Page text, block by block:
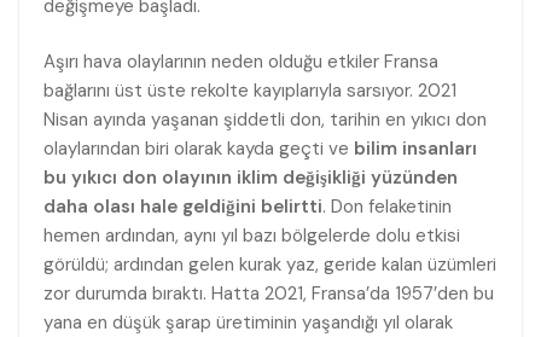
değişmeye başladı.
Aşırı hava olaylarının neden olduğu etkiler Fransa
bağlarını üst üste rekolte kayıplarıyla sarsıyor. 2021
Nisan ayında yaşanan şiddetli don, tarihin en yıkıcı don
olaylarından biri olarak kayda geçti ve bilim insanları
bu yıkıcı don olayının iklim değişikliği yüzünden
daha olası hale geldiğini belirtti. Don felaketinin
hemen ardından, aynı yıl bazı bölgelerde dolu etkisi
görüldü; ardından gelen kurak yaz, geride kalan üzümleri
zor durumda bıraktı. Hatta 2021, Fransa’da 1957’den bu
yana en düşük şarap üretiminin yaşandığı yıl olarak